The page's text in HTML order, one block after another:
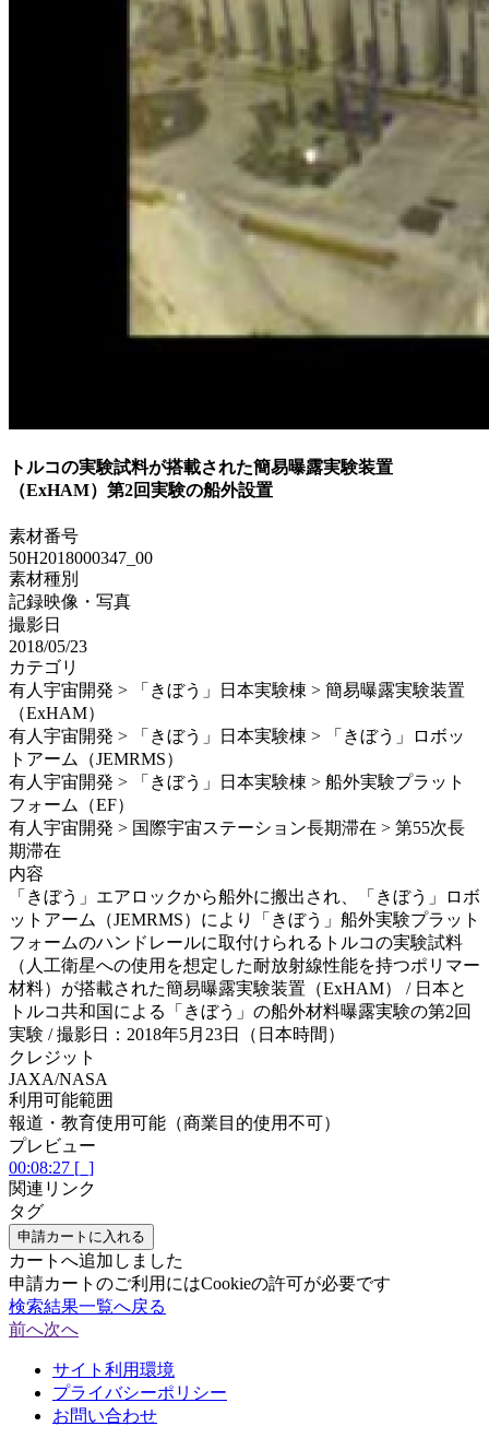
トルコの実験試料が搭載された簡易曝露実験装置
（ExHAM）第2回実験の船外設置
素材番号
50H2018000347_00
素材種別
記録映像・写真
撮影日
2018/05/23
カテゴリ
有人宇宙開発 > 「きぼう」日本実験棟 > 簡易曝露実験装置
（ExHAM）
有人宇宙開発 > 「きぼう」日本実験棟 > 「きぼう」ロボッ
トアーム（JEMRMS）
有人宇宙開発 > 「きぼう」日本実験棟 > 船外実験プラット
フォーム（EF）
有人宇宙開発 > 国際宇宙ステーション長期滞在 > 第55次長
期滞在
内容
「きぼう」エアロックから船外に搬出され、「きぼう」ロボ
ットアーム（JEMRMS）により「きぼう」船外実験プラット
フォームのハンドレールに取付けられるトルコの実験試料
（人工衛星への使用を想定した耐放射線性能を持つポリマー
材料）が搭載された簡易曝露実験装置（ExHAM） / 日本と
トルコ共和国による「きぼう」の船外材料曝露実験の第2回
実験 / 撮影日：2018年5月23日（日本時間）
クレジット
JAXA/NASA
利用可能範囲
報道・教育使用可能（商業目的使用不可）
プレビュー
00:08:27 [_]
関連リンク
タグ
申請カートに入れる
カートへ追加しました
申請カートのご利用にはCookieの許可が必要です
検索結果一覧へ戻る
前へ次へ
サイト利用環境
プライバシーポリシー
お問い合わせ